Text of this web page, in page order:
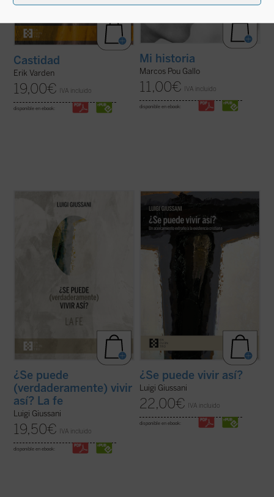
Castidad
Erik Varden
19,00€ IVA incluido
disponible en ebook:
Mi historia
Marcos Pou Gallo
11,00€ IVA incluido
disponible en ebook:
(verdaderamente) vivir así?propone
Este primer volumen, en palabras de
Giussani, transita por estos tres senderos:
«fe, certeza de una presencia; ...
¿Se puede
(verdaderamente) vivir
así? La fe
Luigi Giussani
19,50€ IVA incluido
disponible en ebook:
Un libro en el que el genio del autor brilla
especialmente, en un recorrido
humanamente razonable y atractivo a
través de los conceptos principales que
describen la existencia cristiana: fe
(libertad, obediencia), esperanza (pobreza,
confianza) y ...
(ver ficha)
¿Se puede vivir así?
Luigi Giussani
22,00€ IVA incluido
disponible en ebook: